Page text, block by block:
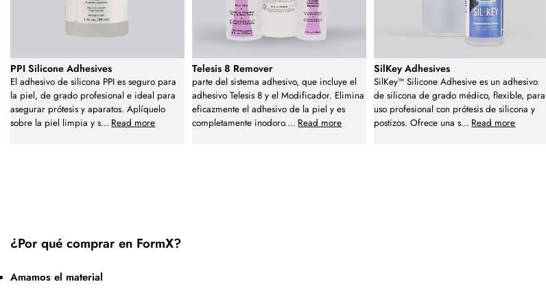
PPI Silicone Adhesives
El adhesivo de silicona PPI es seguro para
la piel, de grado profesional e ideal para
asegurar prótesis y aparatos. Aplíquelo
sobre la piel limpia y s... Read more
Telesis 8 Remover
parte del sistema adhesivo, que incluye el
adhesivo Telesis 8 y el Modificador. Elimina
eficazmente el adhesivo de la piel y es
completamente inodoro.... Read more
SilKey Adhesives
SilKey™ Silicone Adhesive es un adhesivo
de silicona de grado médico, flexible, para
uso profesional con prótesis de silicona y
postizos. Ofrece una s... Read more
¿Por qué comprar en FormX?
Amamos el material